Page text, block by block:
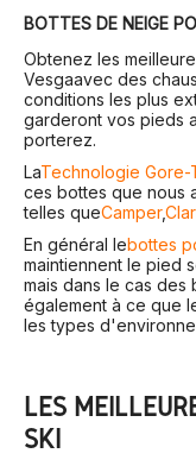
BOTTES DE NEIGE
Obtenez les
Vesgaavec des
conditions les plus
garderont vos pieds
porterez.
LaTechnologie Gore-
ces bottes que nous
telles queCamper,
En général lebottes
maintiennent le pied
mais dans le cas
également à ce que
les types
LES
SKI